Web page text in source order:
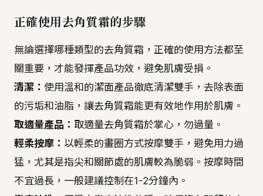
正確使用去角質霜的步驟
無論選擇哪種類型的去角質霜，正確的使用方法都至
關重要，才能發揮產品功效，避免肌膚受損。
清潔： 使用溫和的潔面產品徹底清潔雙手，去除表面
的污垢和油脂，讓去角質霜能更有效地作用於肌膚。
取適量產品： 取適量去角質霜於掌心，勿過量。
輕柔按摩： 以輕柔的畫圈方式按摩雙手，避免用力過
猛，尤其是指尖和關節處的肌膚較為脆弱。按摩時間
不宜過長，一般建議控制在1-2分鐘內。